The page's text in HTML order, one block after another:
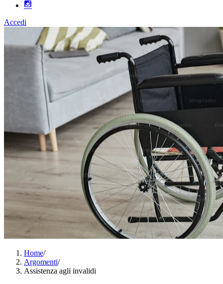
Accedi
Home/
Argomenti/
Assistenza agli invalidi